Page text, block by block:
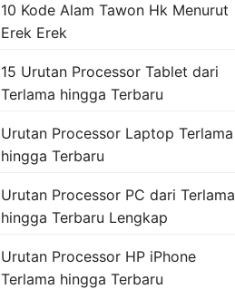
10 Kode Alam Tawon Hk Menurut
Erek Erek
15 Urutan Processor Tablet dari
Terlama hingga Terbaru
Urutan Processor Laptop Terlama
hingga Terbaru
Urutan Processor PC dari Terlama
hingga Terbaru Lengkap
Urutan Processor HP iPhone
Terlama hingga Terbaru